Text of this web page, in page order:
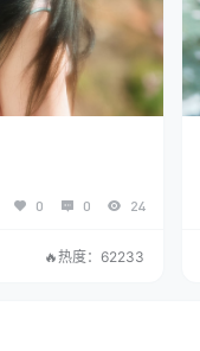
0 0 24
🔥热度：62233